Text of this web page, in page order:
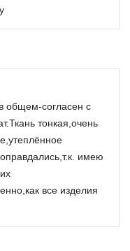
общем-согласен с
тонкая,очень
имею
все изделия